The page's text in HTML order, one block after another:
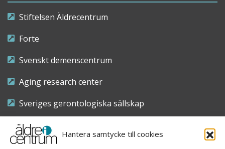
Hantera samtycke till cookies
Stiftelsen Äldrecentrum
Forte
Svenskt demenscentrum
Aging research center
Sveriges gerontologiska sällskap
Riksföreningen för sjuksköterskor inom äldre- och
demensvård